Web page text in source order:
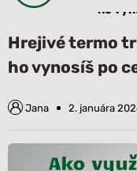
ho
Hrejivé termo
ho vynosíš po
Jana 2. januára